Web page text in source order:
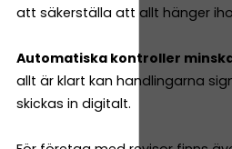
att säkerställa att allt hänger
Automatiska kontroller
allt är klart kan handlingarna
skickas in digitalt.